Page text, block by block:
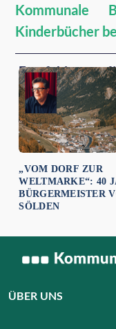
Kommunale
Kinderbücher
Empfehlungen
„VOM DORF ZUR
WELTMARKE“: 40
BÜRGERMEISTER
SÖLDEN
ÜBER UNS